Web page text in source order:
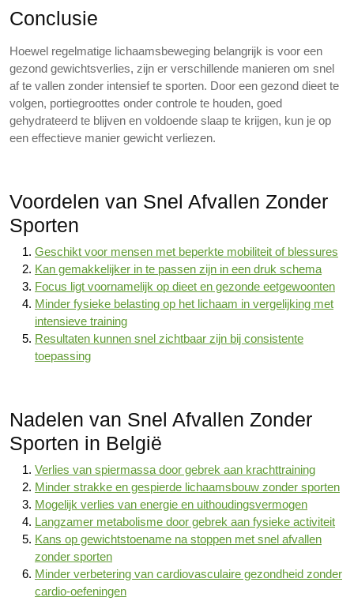
Conclusie
Hoewel regelmatige lichaamsbeweging belangrijk is voor een
gezond gewichtsverlies, zijn er verschillende manieren om snel
af te vallen zonder intensief te sporten. Door een gezond dieet te
volgen, portiegroottes onder controle te houden, goed
gehydrateerd te blijven en voldoende slaap te krijgen, kun je op
een effectieve manier gewicht verliezen.
Voordelen van Snel Afvallen Zonder
Sporten
Geschikt voor mensen met beperkte mobiliteit of blessures
Kan gemakkelijker in te passen zijn in een druk schema
Focus ligt voornamelijk op dieet en gezonde eetgewoonten
Minder fysieke belasting op het lichaam in vergelijking met
intensieve training
Resultaten kunnen snel zichtbaar zijn bij consistente
toepassing
Nadelen van Snel Afvallen Zonder
Sporten in België
Verlies van spiermassa door gebrek aan krachttraining
Minder strakke en gespierde lichaamsbouw zonder sporten
Mogelijk verlies van energie en uithoudingsvermogen
Langzamer metabolisme door gebrek aan fysieke activiteit
Kans op gewichtstoename na stoppen met snel afvallen
zonder sporten
Minder verbetering van cardiovasculaire gezondheid zonder
cardio-oefeningen